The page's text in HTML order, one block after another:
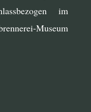
im
Museum